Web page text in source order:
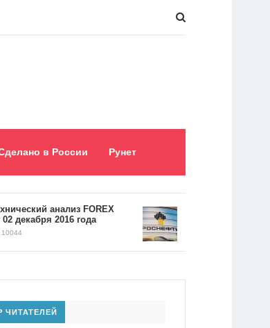
в России Рунет
анализ FOREX
2016 года
Долг «Роснефти»
5,2 триллиона рублей
9059
ЧИТАТЕЛЕЙ